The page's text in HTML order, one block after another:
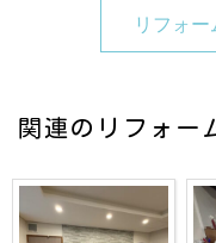
リフォ
関連のリフォー